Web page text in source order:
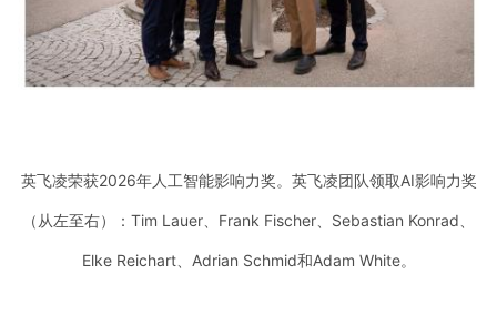
英飞凌荣获2026年人工智能影响力奖。英飞凌团队领取AI影响力奖
（从左至右）：Tim Lauer、Frank Fischer、Sebastian Konrad、
Elke Reichart、Adrian Schmid和Adam White。